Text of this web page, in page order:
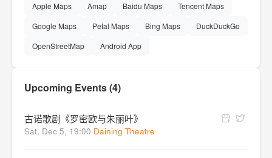
Apple Maps Amap Baidu Maps
Tencent Maps
Google Maps
Petal Maps Bing Maps
DuckDuckGo
OpenStreetMap
Android App
Upcoming Events (4)
古诺歌剧《罗密欧与朱丽叶》
Sat, Dec 5, 19:00·Daining Theatre